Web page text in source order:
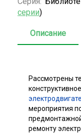
серии)
Описание
Рассмотрены
мероприятия
ремонту